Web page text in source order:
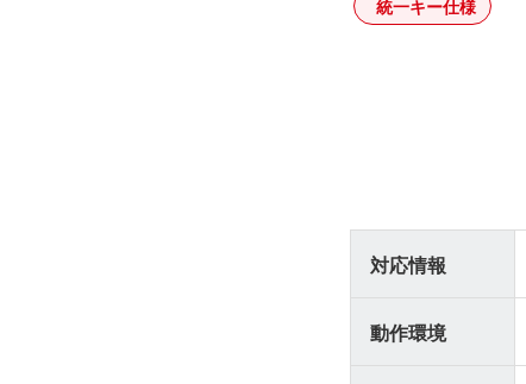
統一キー仕様
対応情報
動作環境